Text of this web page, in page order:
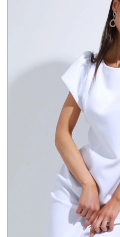
КОНТАКТЫ
ЖУРНАЛ
СКИДКИ
ЧАСТО